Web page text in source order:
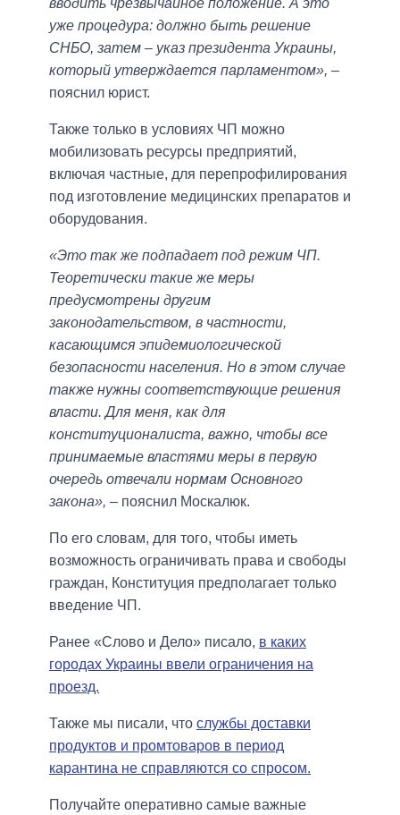
вводить чрезвычайное положение. А это
уже процедура: должно быть решение
СНБО, затем – указ президента Украины,
который утверждается парламентом», –
пояснил юрист.
Также только в условиях ЧП можно
мобилизовать ресурсы предприятий,
включая частные, для перепрофилирования
под изготовление медицинских препаратов и
оборудования.
«Это так же подпадает под режим ЧП.
Теоретически такие же меры
предусмотрены другим
законодательством, в частности,
касающимся эпидемиологической
безопасности населения. Но в этом случае
также нужны соответствующие решения
власти. Для меня, как для
конституционалиста, важно, чтобы все
принимаемые властями меры в первую
очередь отвечали нормам Основного
закона», – пояснил Москалюк.
По его словам, для того, чтобы иметь
возможность ограничивать права и свободы
граждан, Конституция предполагает только
введение ЧП.
Ранее «Слово и Дело» писало, в каких
городах Украины ввели ограничения на
проезд.
Также мы писали, что службы доставки
продуктов и промтоваров в период
карантина не справляются со спросом.
Получайте оперативно самые важные